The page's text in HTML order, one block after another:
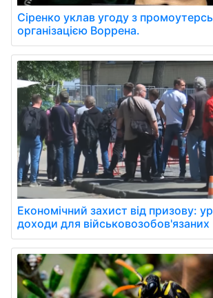
Сіренко уклав угоду з
організацією Воррена.
Економічний захист від призову:
доходи для військовозобов'язаних